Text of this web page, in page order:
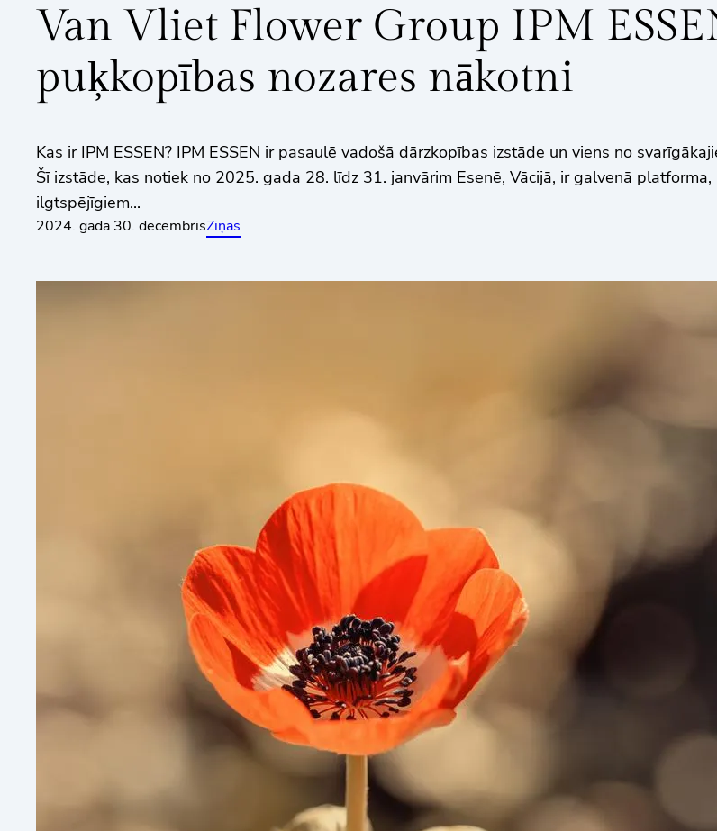
Van Vliet Flower Group IPM
puķkopības nozares nākotni
Kas ir IPM ESSEN? IPM ESSEN ir pasaulē vadošā dārzkopības izstāde un viens no
Šī izstāde, kas notiek no 2025. gada 28. līdz 31. janvārim Esenē, Vācijā, ir galvenā
ilgtspējīgiem...
2024. gada 30. decembrisZiņas